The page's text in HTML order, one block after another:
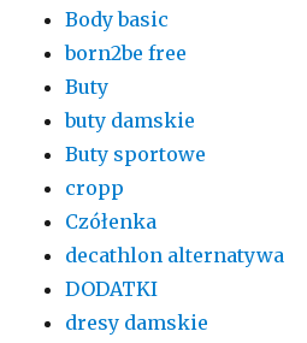
Body basic
born2be free
Buty
buty damskie
Buty sportowe
cropp
Czółenka
decathlon alternatywa
DODATKI
dresy damskie